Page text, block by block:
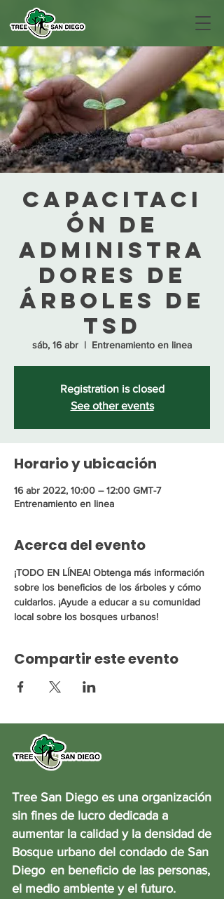
Capacitaci
ón de
administra
dores de
árboles de
TSD
sáb, 16 abr
  |
Entrenamiento en linea
Registration is closed
See other events
Horario y ubicación
16 abr 2022, 10:00 – 12:00 GMT-7
Entrenamiento en linea
Acerca del evento
¡TODO EN LÍNEA! Obtenga más información
sobre los beneficios de los árboles y cómo
cuidarlos. ¡Ayude a educar a su comunidad
local sobre los bosques urbanos!
Compartir este evento
Tree San Diego es una organización
sin fines de lucro dedicada a
aumentar la calidad y la densidad de
Bosque urbano del condado de San
Diego en beneficio de las personas,
el medio ambiente y el futuro.